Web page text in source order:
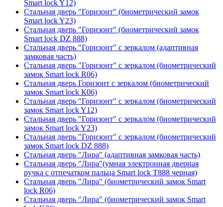
Smart lock Y12)
Стальная дверь "Горизонт" (биометрический замок
Smart lock Y23)
Стальная дверь "Горизонт" (биометрический замок
Smart lock DZ 888)
Стальная дверь "Горизонт" с зеркалом (адаптивная
замковая часть)
Стальная дверь "Горизонт" с зеркалом (биометрический
замок Smart lock R06)
Стальная дверь Горизонт с зеркалом (биометрический
замок Smart lock К06)
Стальная дверь "Горизонт" с зеркалом (биометрический
замок Smart lock Y12)
Стальная дверь "Горизонт" с зеркалом (биометрический
замок Smart lock Y23)
Стальная дверь "Горизонт" с зеркалом (биометрический
замок Smart lock DZ 888)
Стальная дверь "Лира" (адаптивная замковая часть)
Стальная дверь "Лира"(умная электронная дверная
ручка с отпечатком пальца Smart lock T888 черная)
Стальная дверь "Лира" (биометрический замок Smart
lock R06)
Стальная дверь "Лира" (биометрический замок Smart